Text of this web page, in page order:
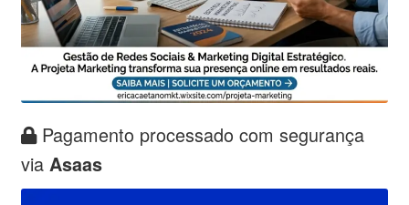
Pagamento processado com segurança
via Asaas